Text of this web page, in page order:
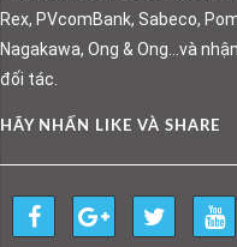
Rex, PVcomBank, Sabeco,
Nagakawa, Ong & Ong…và
đối tác.
HÃY NHẤN LIKE VÀ SHARE